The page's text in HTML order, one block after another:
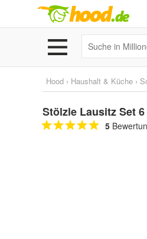
Hood › Haushalt & Küche ›
Stölzle Lausitz Set
5